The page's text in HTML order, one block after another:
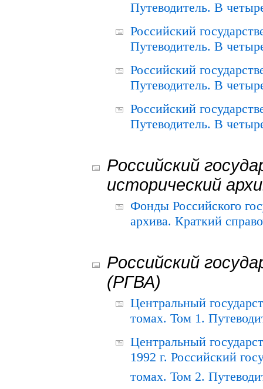
Путеводитель. В
Российский
Путеводитель. В
Российский
Путеводитель. В
Российский
Путеводитель. В
Российский
исторический
Фонды Российского
архива. Краткий
Российский
(РГВА)
Центральный
томах. Том 1.
Центральный
1992 г. Российский
томах. Том 2.